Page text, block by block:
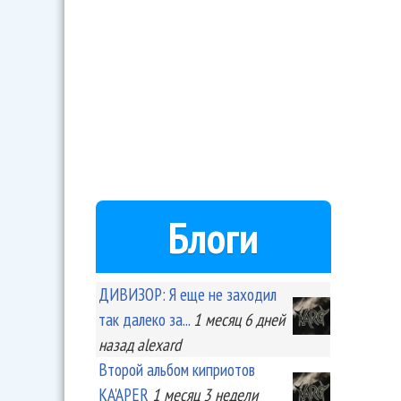
Блоги
ДИВИЗОР: Я еще не заходил
так далеко за... 1 месяц 6 дней
назад alexard
Второй альбом киприотов
KA'APER 1 месяц 3 недели